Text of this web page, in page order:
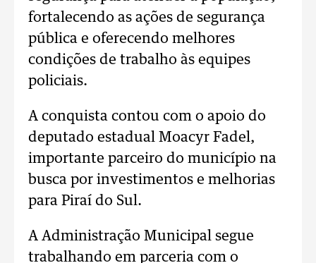
fortalecendo as ações de segurança
pública e oferecendo melhores
condições de trabalho às equipes
policiais.
A conquista contou com o apoio do
deputado estadual Moacyr Fadel,
importante parceiro do município na
busca por investimentos e melhorias
para Piraí do Sul.
A Administração Municipal segue
trabalhando em parceria com o